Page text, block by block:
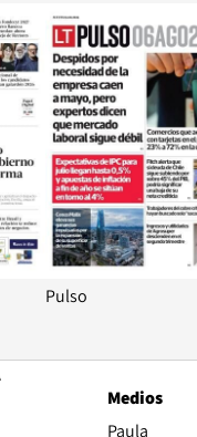
Opens in new window
Pulso
Medios
Paula